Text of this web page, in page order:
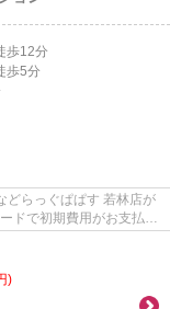
歩12分
歩5分
どらっぐぱぱす 若林店が
ドで初期費用がお支払い
)